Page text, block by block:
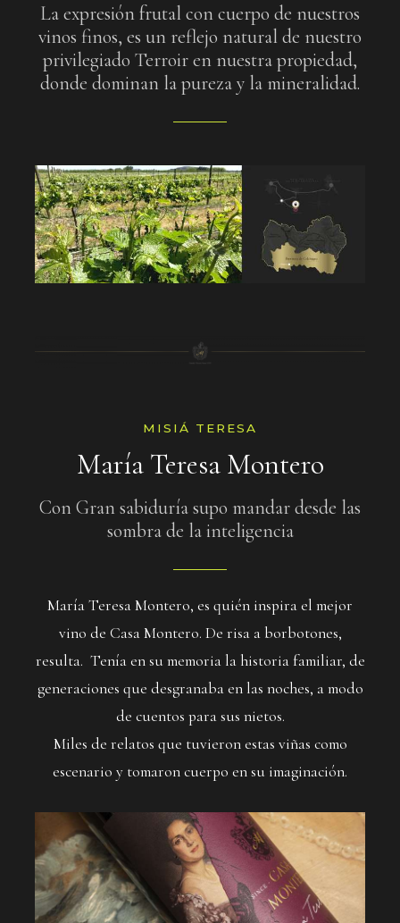
La expresión frutal con cuerpo de nuestros
vinos finos, es un reflejo natural de nuestro
privilegiado Terroir en nuestra propiedad,
donde dominan la pureza y la mineralidad.
MISIÁ TERESA
María Teresa Montero
Con Gran sabiduría supo mandar desde las
sombra de la inteligencia
María Teresa Montero, es quién inspira el mejor
vino de Casa Montero. De risa a borbotones,
resulta. Tenía en su memoria la historia familiar, de
generaciones que desgranaba en las noches, a modo
de cuentos para sus nietos.
Miles de relatos que tuvieron estas viñas como
escenario y tomaron cuerpo en su imaginación.